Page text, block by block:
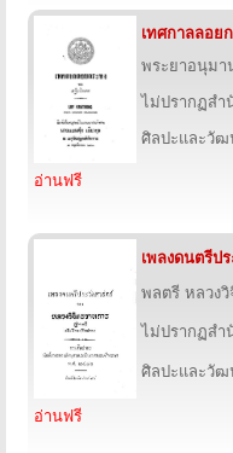
เทศกาลลอย
พระยาอนุมา
ไม่ปรากฏส
ศิลปะและวัฒ
อ่านฟรี
เพลงดนตรีป
พลตรี หลวง
ไม่ปรากฏส
ศิลปะและวัฒ
อ่านฟรี